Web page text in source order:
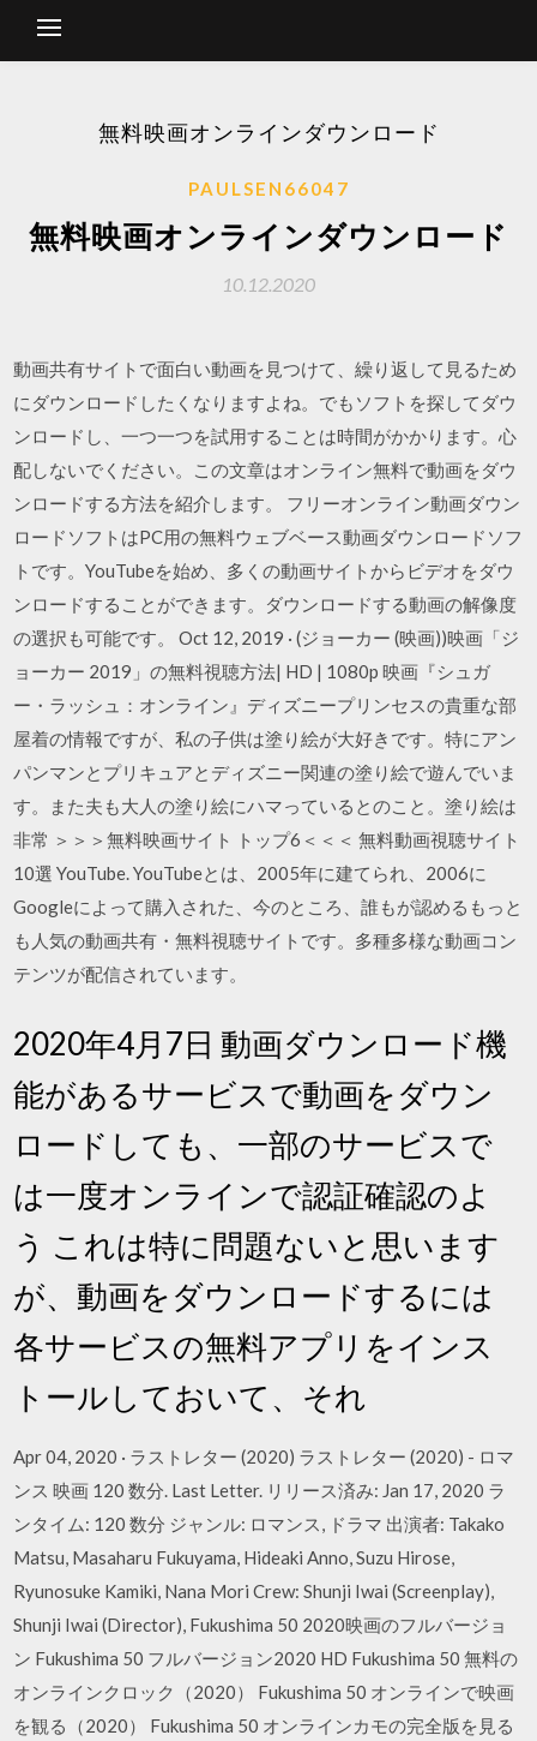
無料映画オンラインダウンロード
PAULSEN66047
無料映画オンラインダウンロード
10.12.2020
動画共有サイトで面白い動画を見つけて、繰り返して見るため
にダウンロードしたくなりますよね。でもソフトを探してダウ
ンロードし、一つ一つを試用することは時間がかかります。心
配しないでください。この文章はオンライン無料で動画をダウ
ンロードする方法を紹介します。 フリーオンライン動画ダウン
ロードソフトはPC用の無料ウェブベース動画ダウンロードソフ
トです。YouTubeを始め、多くの動画サイトからビデオをダウ
ンロードすることができます。ダウンロードする動画の解像度
の選択も可能です。 Oct 12, 2019 · (ジョーカー (映画))映画「ジ
ョーカー 2019」の無料視聴方法| HD | 1080p 映画『シュガ
ー・ラッシュ：オンライン』ディズニープリンセスの貴重な部
屋着の情報ですが、私の子供は塗り絵が大好きです。特にアン
パンマンとプリキュアとディズニー関連の塗り絵で遊んでいま
す。また夫も大人の塗り絵にハマっているとのこと。塗り絵は
非常 ＞＞＞無料映画サイト トップ6＜＜＜ 無料動画視聴サイト
10選 YouTube. YouTubeとは、2005年に建てられ、2006に
Googleによって購入された、今のところ、誰もが認めるもっと
も人気の動画共有・無料視聴サイトです。多種多様な動画コン
テンツが配信されています。
2020年4月7日 動画ダウンロード機
能があるサービスで動画をダウン
ロードしても、一部のサービスで
は一度オンラインで認証確認のよ
う これは特に問題ないと思います
が、動画をダウンロードするには
各サービスの無料アプリをインス
トールしておいて、それ
Apr 04, 2020 · ラストレター (2020) ラストレター (2020) - ロマ
ンス 映画 120 数分. Last Letter. リリース済み: Jan 17, 2020 ラ
ンタイム: 120 数分 ジャンル: ロマンス, ドラマ 出演者: Takako
Matsu, Masaharu Fukuyama, Hideaki Anno, Suzu Hirose,
Ryunosuke Kamiki, Nana Mori Crew: Shunji Iwai (Screenplay),
Shunji Iwai (Director), Fukushima 50 2020映画のフルバージョ
ン Fukushima 50 フルバージョン2020 HD Fukushima 50 無料の
オンラインクロック（2020） Fukushima 50 オンラインで映画
を観る（2020） Fukushima 50 オンラインカモの完全版を見る